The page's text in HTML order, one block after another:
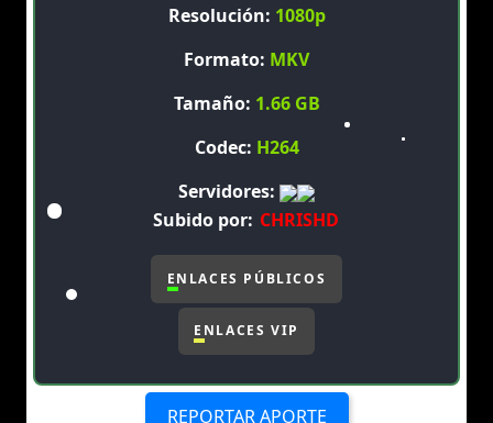
Resolución: 1080p
Formato: MKV
Tamaño: 1.66 GB
Codec: H264
Servidores:
Subido por: CHRISHD
ENLACES PÚBLICOS
ENLACES VIP
REPORTAR APORTE